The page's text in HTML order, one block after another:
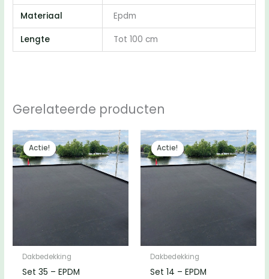
Materiaal Epdm
Lengte Tot 100 cm
Gerelateerde producten
Actie!
Actie!
Dakbedekking
Set 35 – EPDM
Actie!
Actie!
Dakbedekking
Set 14 – EPDM